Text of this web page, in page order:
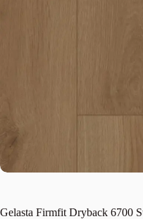
Gelasta Firmfit Dryback 6700